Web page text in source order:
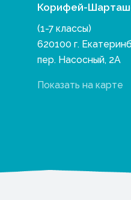
Корифей-
(1-7 классы)
620100 г.
пер. Насосный, 2А
Показать на карте